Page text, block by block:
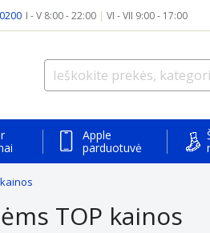
I - V 8:00 - 22:00 | VI - VII 9:00 - 17:00
Apple
parduotuvė
TOP kainos